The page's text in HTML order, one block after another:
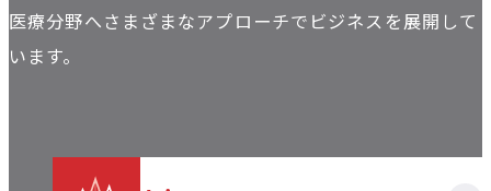
医療分野へさまざまなアプローチでビジネスを展開して
います。